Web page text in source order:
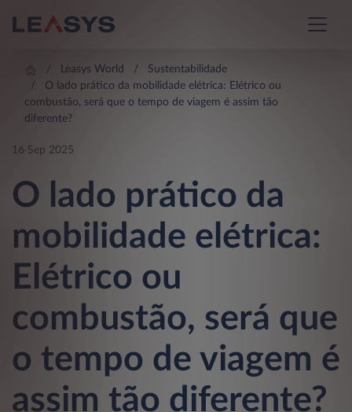
Leasys World
Sustentabilidade
O lado prático da mobilidade elétrica: Elétrico ou
combustão, será que o tempo de viagem é assim tão
diferente?
16 Sep 2025
O lado prático da
mobilidade elétrica:
Elétrico ou
combustão, será que
o tempo de viagem é
assim tão diferente?